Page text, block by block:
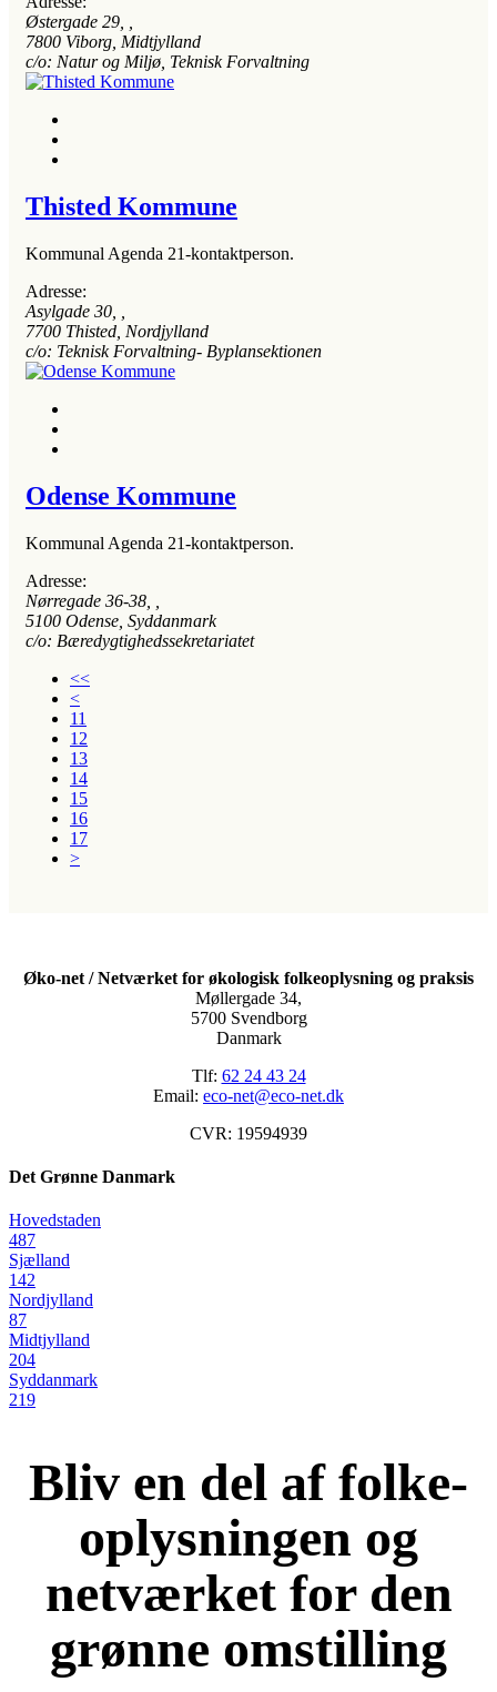
Østergade 29
7800 Viborg, Midtjylland
c/o: Natur og Miljø, Teknisk Forvaltning
Thisted Kommune
Kommunal Agenda 21-kontaktperson.
Adresse:
Asylgade 30
7700 Thisted, Nordjylland
c/o: Teknisk Forvaltning- Byplansektionen
Odense Kommune
Kommunal Agenda 21-kontaktperson.
Adresse:
Nørregade 36-38
5100 Odense, Syddanmark
c/o: Bæredygtighedssekretariatet
<<
<
11
12
13
14
15
16
17
>
Øko-net / Netværket for økologisk folkeoplysning og praksis
Møllergade 34,
5700 Svendborg
Danmark
Tlf: 62 24 43 24
Email: eco-net@eco-net.dk
CVR: 19594939
Det Grønne Danmark
Hovedstaden
487
Sjælland
142
Nordjylland
87
Midtjylland
204
Syddanmark
219
Bliv en del af folke-
oplysningen og
netværket for den
grønne omstilling